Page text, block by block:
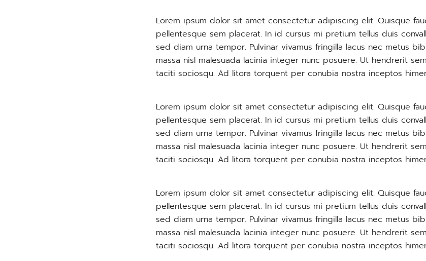
Lorem ipsum dolor sit amet consectetur adipiscing elit. Quisque
pellentesque sem placerat. In id cursus mi pretium tellus duis
sed diam urna tempor. Pulvinar vivamus fringilla lacus nec metus
massa nisl malesuada lacinia integer nunc posuere. Ut hendrerit
taciti sociosqu. Ad litora torquent per conubia nostra inceptos
Lorem ipsum dolor sit amet consectetur adipiscing elit. Quisque
pellentesque sem placerat. In id cursus mi pretium tellus duis
sed diam urna tempor. Pulvinar vivamus fringilla lacus nec metus
massa nisl malesuada lacinia integer nunc posuere. Ut hendrerit
taciti sociosqu. Ad litora torquent per conubia nostra inceptos
Lorem ipsum dolor sit amet consectetur adipiscing elit. Quisque
pellentesque sem placerat. In id cursus mi pretium tellus duis
sed diam urna tempor. Pulvinar vivamus fringilla lacus nec metus
massa nisl malesuada lacinia integer nunc posuere. Ut hendrerit
taciti sociosqu. Ad litora torquent per conubia nostra inceptos